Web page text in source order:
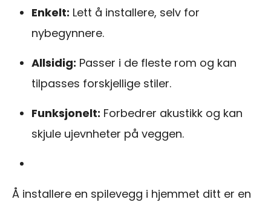
Enkelt: Lett å installere, selv for
nybegynnere.
Allsidig: Passer i de fleste rom og kan
tilpasses forskjellige stiler.
Funksjonelt: Forbedrer akustikk og kan
skjule ujevnheter på veggen.
Å installere en spilevegg i hjemmet ditt er en